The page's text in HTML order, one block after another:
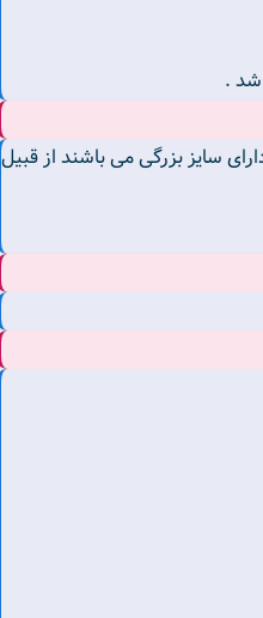
.
که دارای سایز بزرگی می باشند از قبیل